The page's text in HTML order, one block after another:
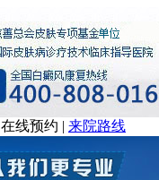
在线预约 | 来院路线